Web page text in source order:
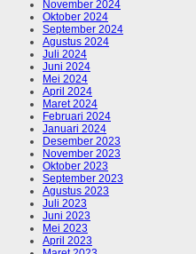
November 2024
Oktober 2024
September 2024
Agustus 2024
Juli 2024
Juni 2024
Mei 2024
April 2024
Maret 2024
Februari 2024
Januari 2024
Desember 2023
November 2023
Oktober 2023
September 2023
Agustus 2023
Juli 2023
Juni 2023
Mei 2023
April 2023